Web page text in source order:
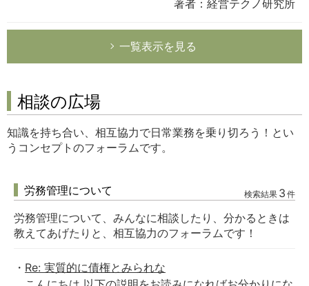
著者：経営テクノ研究所
一覧表示を見る
相談の広場
知識を持ち合い、相互協力で日常業務を乗り切ろう！とい
うコンセプトのフォーラムです。
労務管理について 検索結果 3 件
労務管理について、みんなに相談したり、分かるときは
教えてあげたりと、相互協力のフォーラムです！
Re: 実質的に債権とみられな